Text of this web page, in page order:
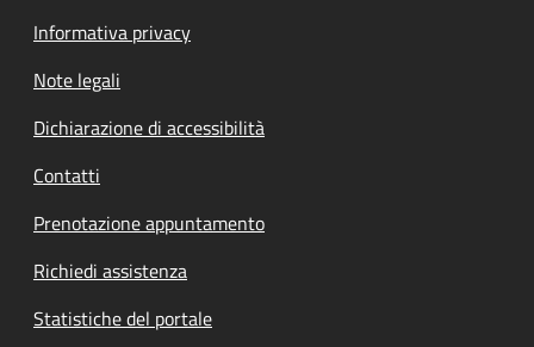
Informativa privacy
Note legali
Dichiarazione di accessibilità
Contatti
Prenotazione appuntamento
Richiedi assistenza
Statistiche del portale